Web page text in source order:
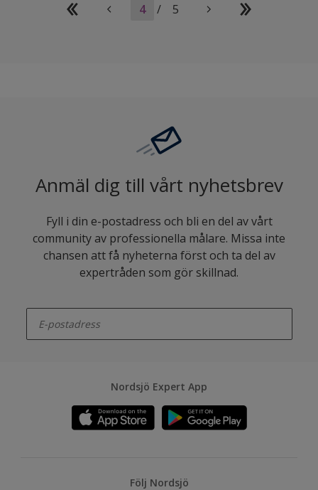
4 / 5
Anmäl dig till vårt nyhetsbrev
Fyll i din e-postadress och bli en del av vårt
community av professionella målare. Missa inte
chansen att få nyheterna först och ta del av
expertråden som gör skillnad.
Nordsjö Expert App
Följ Nordsjö